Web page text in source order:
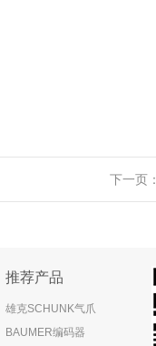
下一页：
推荐产品
雄克SCHUNK气爪
BAUMER编码器